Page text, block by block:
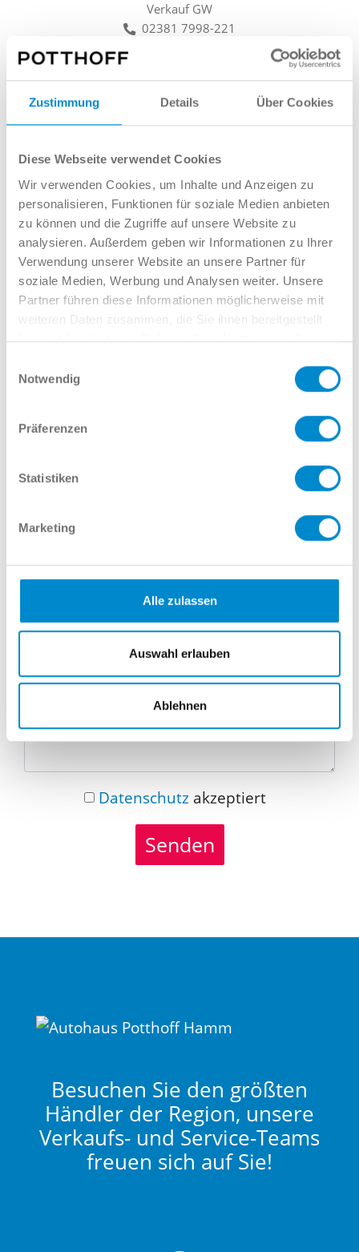
Zustimmung Details Über Cookies
Diese Webseite verwendet Cookies
Wir verwenden Cookies, um Inhalte und Anzeigen zu
personalisieren, Funktionen für soziale Medien anbieten
zu können und die Zugriffe auf unsere Website zu
analysieren. Außerdem geben wir Informationen zu Ihrer
Verwendung unserer Website an unsere Partner für
soziale Medien, Werbung und Analysen weiter. Unsere
Partner führen diese Informationen möglicherweise mit
weiteren Daten zusammen, die Sie ihnen bereitgestellt
haben oder die sie im Rahmen Ihrer Nutzung der Dienste
Notwendig
Präferenzen
Statistiken
Marketing
Alle zulassen
Auswahl erlauben
Ablehnen
Verkauf GW
02381 7998-221
Lars Linkamp
Verkauf GW
02381 7998-522
llinkamp@potthoff.de
Oder gern direkt per Mail oder
Telefon:
E-Mail
Nachricht
Datenschutzakzeptiert
Senden
Besuchen Sie den größten
Händler der Region, unsere
Verkaufs- und Service-Teams
freuen sich auf Sie!